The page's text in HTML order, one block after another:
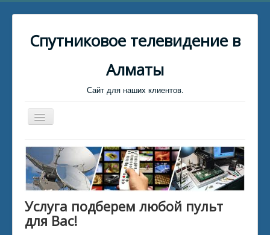
Спутниковое телевидение в
Алматы
Сайт для наших клиентов.
Toggle
Navigation
Главная
Биллинг
Клиент для связи
Установщики Спутниковых тарелок
Каталог файлов
Услуга подберем любой пульт
для Вас!